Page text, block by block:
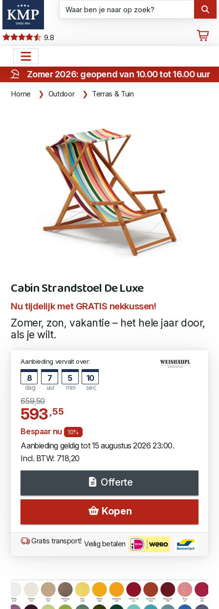
9.8
Zomer 2026: geopend van 10.00 tot 16.00 uur
Home Outdoor Terras & Tuin
Cabin Strandstoel De Luxe
Nu tijdelijk met GRATIS nekkussen!
Zomer, zon, vakantie – het hele jaar door,
als je wilt.
Aanbieding vervalt over:
8
dag
7
uur
5
min
9
sec
659,50
593 ,55
Bespaar nu 10%
Aanbieding geldig tot 15 augustus 2026 23:00.
Incl. BTW: 718,20
Offerte
Kopen
Gratis transport! Veilig betalen